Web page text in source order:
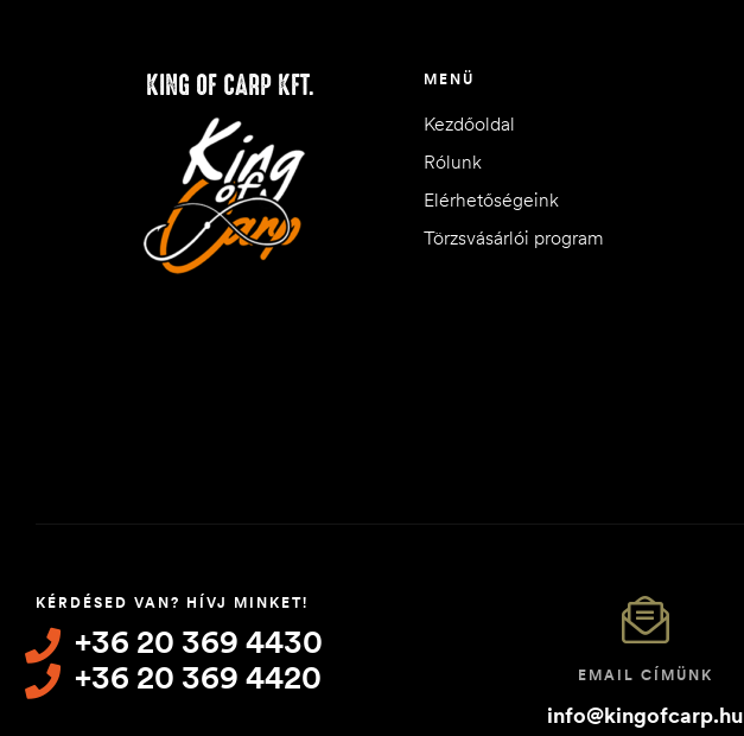
KING OF CARP KFT. MENÜ
Kezdőoldal
Rólunk
Elérhetőségeink
Törzsvásárlói program
KÉRDÉSED VAN? HÍVJ MINKET!
+36 20 369 4430
+36 20 369 4420
EMAIL CÍMÜNK
info@kingofcarp.hu